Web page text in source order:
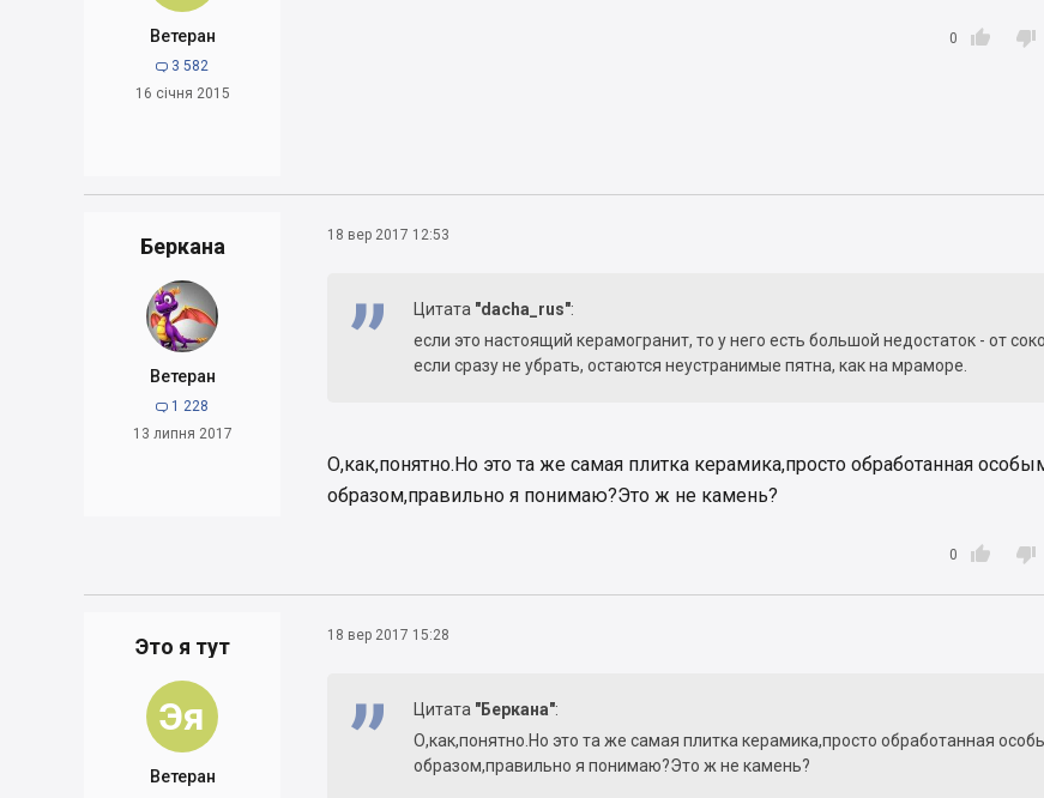
Ветеран
 3 582
16 січня 2015

0 
Беркана
Ветеран
 1 228
13 липня 2017
18 вер 2017 12:53
Цитата "dacha_rus":
если это настоящий керамогранит, то у него есть большой недостаток - от
если сразу не убрать, остаются неустранимые пятна, как на мраморе.
О,как,понятно.Но это та же самая плитка керамика,просто обработанная
образом,правильно я понимаю?Это ж не камень?

0 
Это я тут
Эя
Ветеран
18 вер 2017 15:28
Цитата "Беркана":
О,как,понятно.Но это та же самая плитка керамика,просто обработанная
образом,правильно я понимаю?Это ж не камень?